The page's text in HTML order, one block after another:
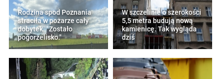
Rodzina spod Poznania
straciła w pożarze cały
dobytek. "Zostało
pogorzelisko."
W szczelinie o szerokości
5,5 metra budują nową
kamienicę. Tak wygląda
dziś